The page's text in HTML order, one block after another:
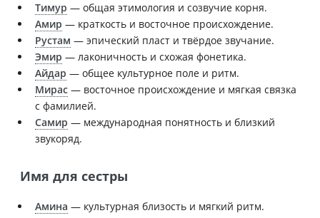
Тимур — общая этимология и созвучие корня.
Амир — краткость и восточное происхождение.
Рустам — эпический пласт и твёрдое звучание.
Эмир — лаконичность и схожая фонетика.
Айдар — общее культурное поле и ритм.
Мирас — восточное происхождение и мягкая связка
с фамилией.
Самир — международная понятность и близкий
звукоряд.
Имя для сестры
Амина — культурная близость и мягкий ритм.